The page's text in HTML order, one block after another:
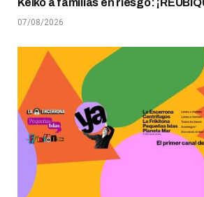
Keiko a familias en riesgo:
07/08/2026